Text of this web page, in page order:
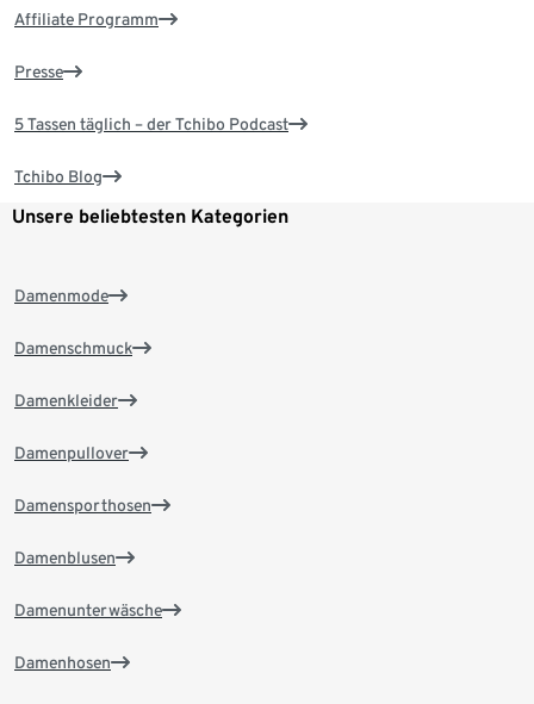
Affiliate Programm
Presse
5 Tassen täglich – der Tchibo Podcast
Tchibo Blog
Unsere beliebtesten Kategorien
Damenmode
Damenschmuck
Damenkleider
Damenpullover
Damensporthosen
Damenblusen
Damenunterwäsche
Damenhosen